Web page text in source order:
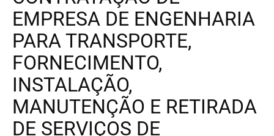
EMPRESA DE ENGENHARIA
PARA TRANSPORTE,
FORNECIMENTO,
INSTALAÇÃO,
MANUTENÇÃO E RETIRADA
DE SERVIÇOS DE